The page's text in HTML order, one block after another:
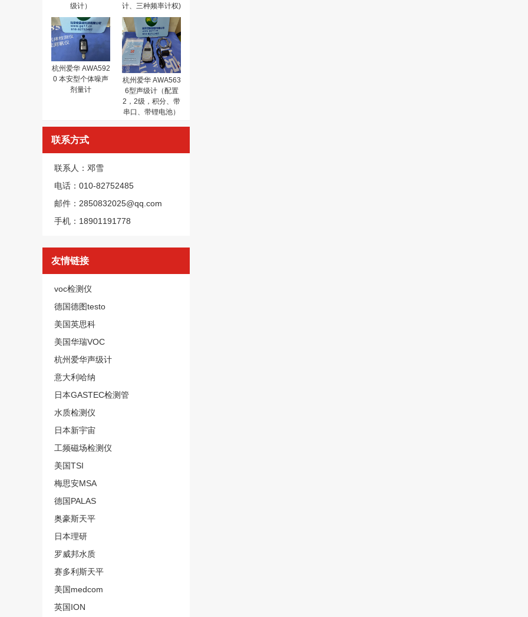
级计）
计、三种频率计权)
杭州爱华 AWA592
0 本安型个体噪声
剂量计
杭州爱华 AWA563
6型声级计（配置
2，2级，积分、带
串口、带锂电池）
联系方式
联系人：邓雪
电话：010-82752485
邮件：2850832025@qq.com
手机：18901191778
友情链接
voc检测仪
德国德图testo
美国英思科
美国华瑞VOC
杭州爱华声级计
意大利哈纳
日本GASTEC检测管
水质检测仪
日本新宇宙
工频磁场检测仪
美国TSI
梅思安MSA
德国PALAS
奥豪斯天平
日本理研
罗威邦水质
赛多利斯天平
美国medcom
英国ION